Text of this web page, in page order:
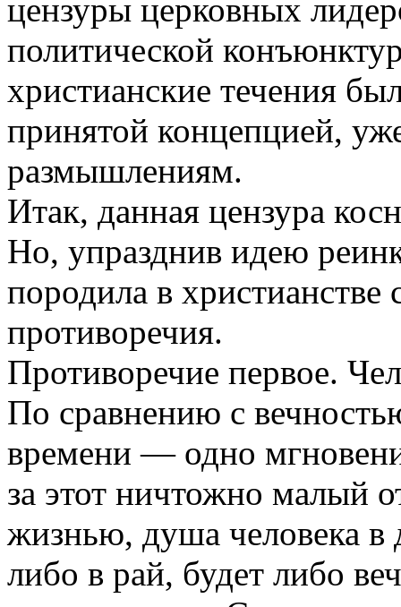
цензуры церковных
политической
христианские течения
принятой концепцией,
размышлениям.
Итак, данная цензура
Но, упразднив идею
породила в
противоречия.
Противоречие первое.
По сравнению с
времени — одно
за этот ничтожно малый
жизнью, душа человека в
либо в рай, будет либо